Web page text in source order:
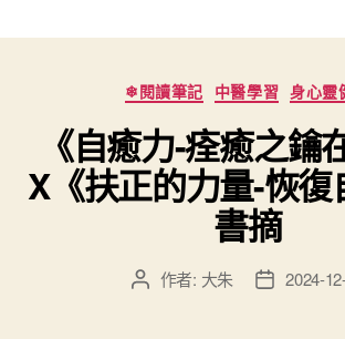
分
類
❄閱讀筆記 中醫學習 身心靈
《自癒力-痊癒之鑰
X《扶正的力量-恢復
書摘
文 作者: 大朱
文 2024-